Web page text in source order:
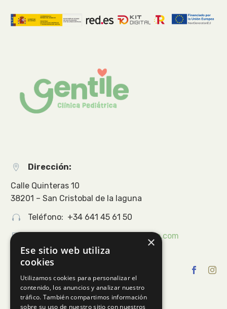


Dirección:
Calle Quinteras 10
38201 – San Cristobal de la laguna

 Teléfono: +34 641 45 61 50

 info@clinicapediatriagentile.com
×
Ese sitio web utiliza
cookies
Utilizamos cookies para personalizar el
contenido, los anuncios y analizar nuestro
tráfico. También compartimos información
sobre su uso de nuestro sitio con nuestros